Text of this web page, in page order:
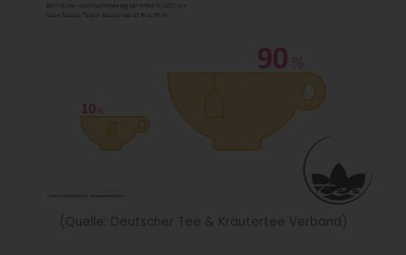
(Quelle: Deutscher Tee & Kräutertee Verband)